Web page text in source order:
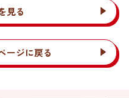
見る
ージに戻る